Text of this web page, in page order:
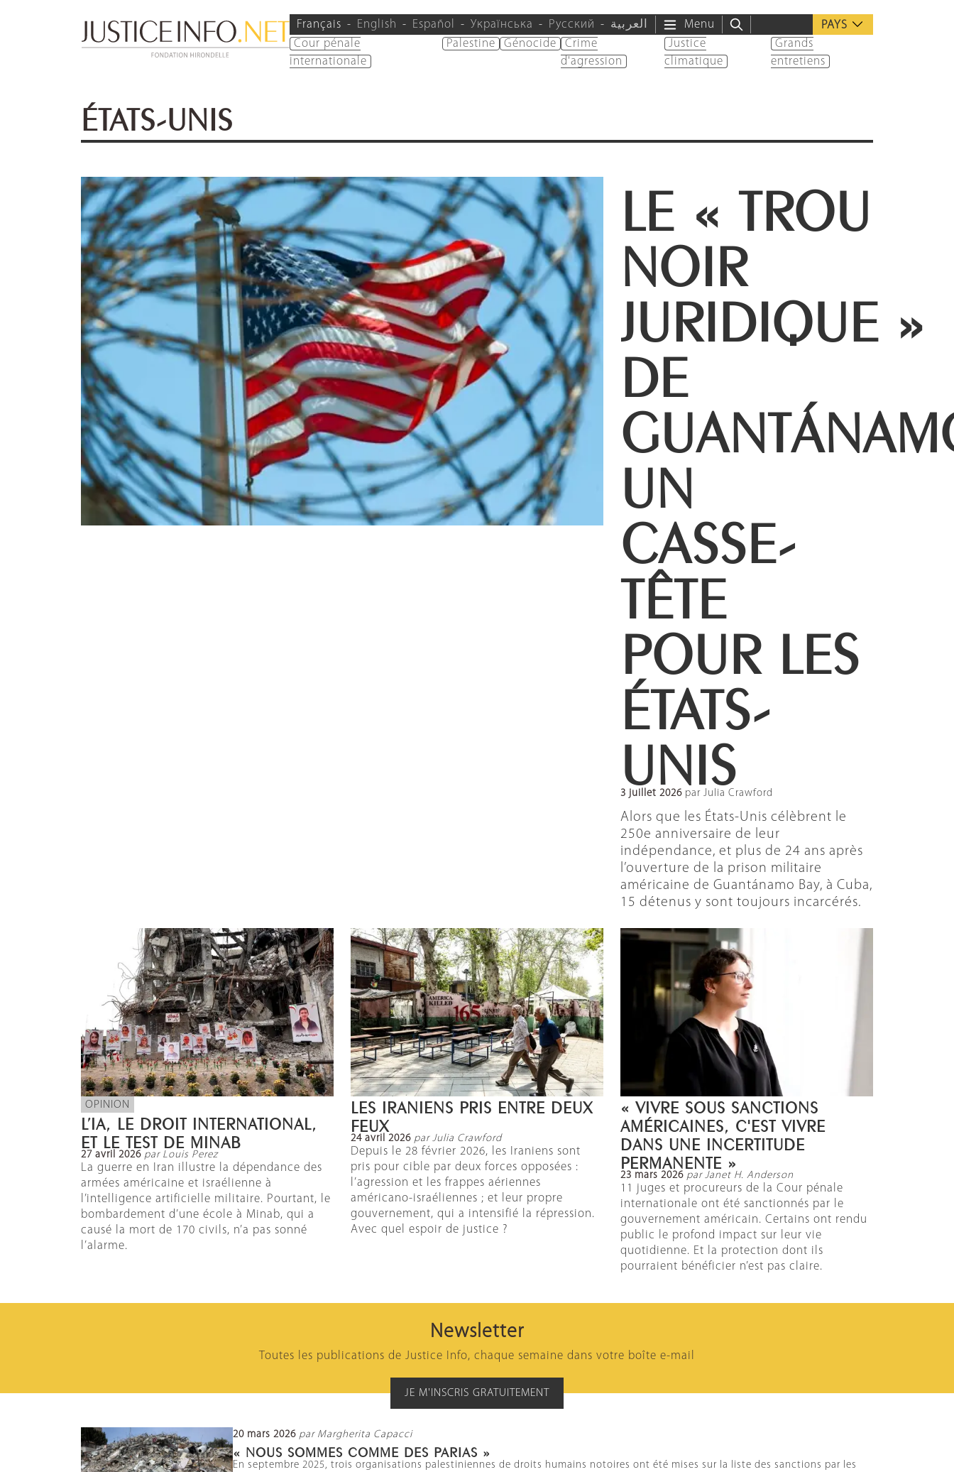
Français English Español Українська Русский العربية Menu
PAYS
Cour pénale
internationale
Palestine Génocide
Crime
d'agression
Justice
climatique
Grands
entretiens
ÉTATS-UNIS
LE « TROU
NOIR
JURIDIQUE »
DE
UN
CASSE-
TÊTE
POUR LES
ÉTATS-
UNIS
3 juillet 2026 par Julia Crawford
Alors que les États-Unis célèbrent le
250e anniversaire de leur
indépendance, et plus de 24 ans après
l’ouverture de la prison militaire
américaine de Guantánamo Bay, à Cuba,
15 détenus y sont toujours incarcérés.
OPINION
L’IA, LE DROIT INTERNATIONAL,
ET LE TEST DE MINAB
27 avril 2026 par Louis Perez
La guerre en Iran illustre la dépendance des
armées américaine et israélienne à
l’intelligence artificielle militaire. Pourtant, le
bombardement d’une école à Minab, qui a
causé la mort de 170 civils, n’a pas sonné
l’alarme.
LES IRANIENS PRIS ENTRE DEUX
FEUX
24 avril 2026 par Julia Crawford
Depuis le 28 février 2026, les Iraniens sont
pris pour cible par deux forces opposées :
l’agression et les frappes aériennes
américano-israéliennes ; et leur propre
gouvernement, qui a intensifié la répression.
Avec quel espoir de justice ?
« VIVRE SOUS SANCTIONS
AMÉRICAINES, C'EST VIVRE
DANS UNE INCERTITUDE
PERMANENTE »
23 mars 2026 par Janet H. Anderson
11 juges et procureurs de la Cour pénale
internationale ont été sanctionnés par le
gouvernement américain. Certains ont rendu
public le profond impact sur leur vie
quotidienne. Et la protection dont ils
pourraient bénéficier n’est pas claire.
Newsletter
Toutes les publications de Justice Info, chaque semaine dans votre boîte e-mail
JE M'INSCRIS GRATUITEMENT
20 mars 2026 par Margherita Capacci
« NOUS SOMMES COMME DES PARIAS »
En septembre 2025, trois organisations palestiniennes de droits humains notoires ont été mises sur la liste des sanctions par les